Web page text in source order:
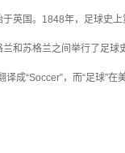
英国。1848年，足球史
和苏格兰之间举行了足球
成“Soccer”，而“足球”在